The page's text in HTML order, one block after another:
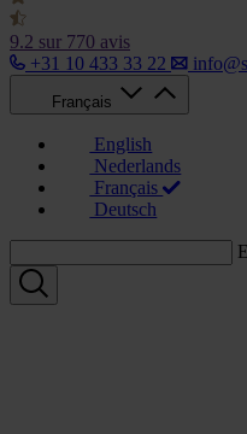
9.2 sur 770 avis
+31 10 433 33 22
Français
English
Nederlands
Français
Deutsch